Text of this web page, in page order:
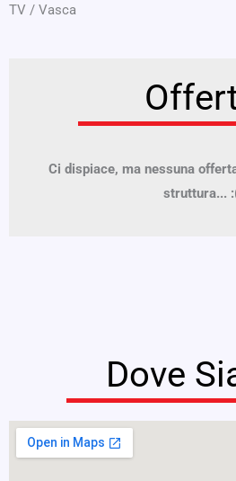
TV / Vasca
Ci dispiace, ma nessuna
struttura...
Dove